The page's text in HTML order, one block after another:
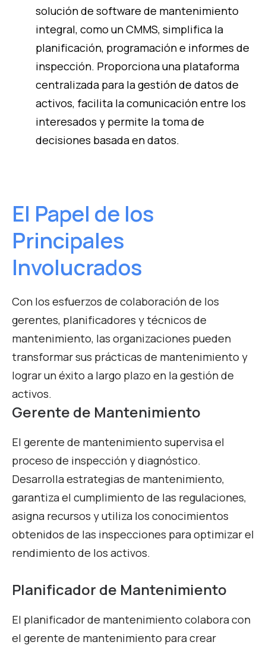
solución de software de mantenimiento
integral, como un CMMS, simplifica la
planificación, programación e informes de
inspección. Proporciona una plataforma
centralizada para la gestión de datos de
activos, facilita la comunicación entre los
interesados y permite la toma de
decisiones basada en datos.
El Papel de los
Principales
Involucrados
Con los esfuerzos de colaboración de los
gerentes, planificadores y técnicos de
mantenimiento, las organizaciones pueden
transformar sus prácticas de mantenimiento y
lograr un éxito a largo plazo en la gestión de
activos.
Gerente de Mantenimiento
El gerente de mantenimiento supervisa el
proceso de inspección y diagnóstico.
Desarrolla estrategias de mantenimiento,
garantiza el cumplimiento de las regulaciones,
asigna recursos y utiliza los conocimientos
obtenidos de las inspecciones para optimizar el
rendimiento de los activos.
Planificador de Mantenimiento
El planificador de mantenimiento colabora con
el gerente de mantenimiento para crear